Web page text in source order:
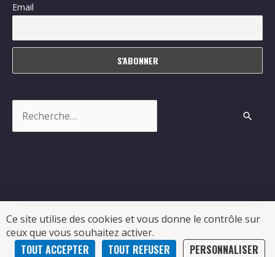
Ce site utilise des cookies et vous donne le contrôle sur
ceux que vous souhaitez activer.
TOUT ACCEPTER TOUT REFUSER PERSONNALISER
Email
Copyright © 2026Sablonceaux| Propulsé par Soluris